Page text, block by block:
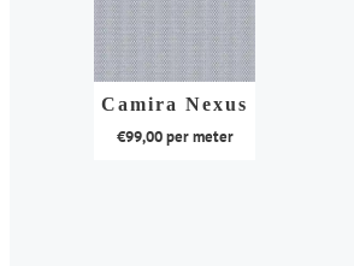
Camira Nexus
€99,00per meter